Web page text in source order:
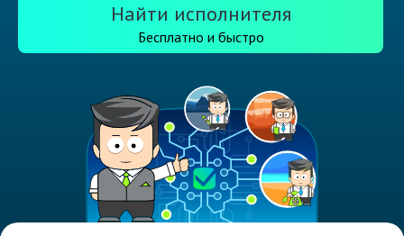
Найти исполнителя
Бесплатно и быстро